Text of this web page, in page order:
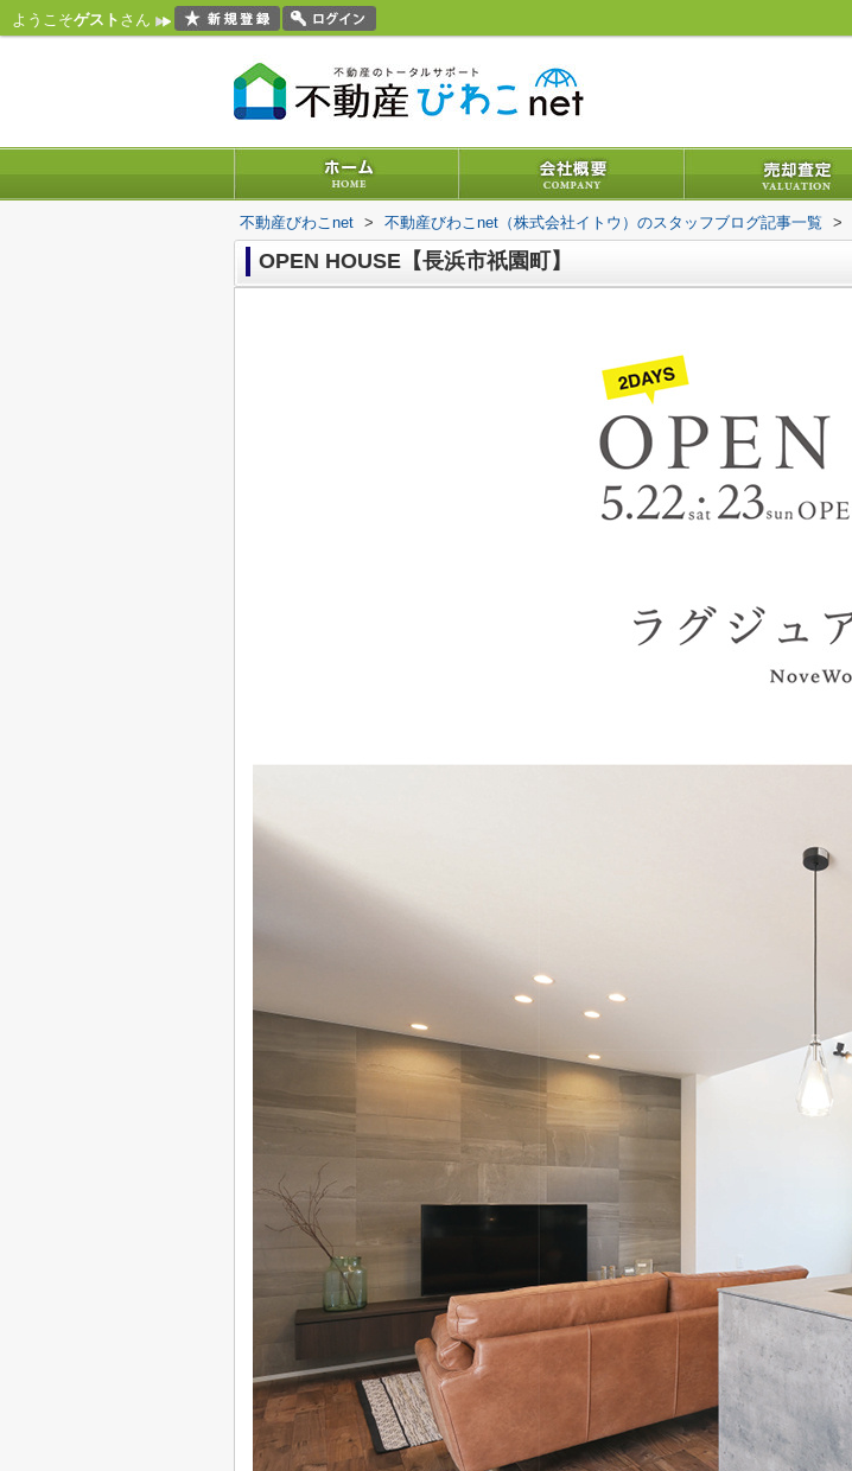
ようこそゲスト さん
不動産びわこnet > 不動産びわこnet（株式会社イトウ）のスタッフブログ記事一覧 >
OPEN HOUSE【長浜市祇園町】